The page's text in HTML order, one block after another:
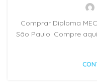
Comprar Diploma
São Paulo: Compre